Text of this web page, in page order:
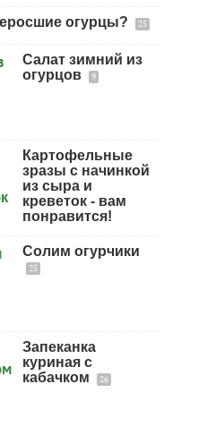
огурцы? 25
Салат зимний из
огурцов
9
Картофельные
зразы с начинкой
из сыра и
креветок - вам
понравится!
Солим огурчики
25
Запеканка
куриная с
кабачком
26